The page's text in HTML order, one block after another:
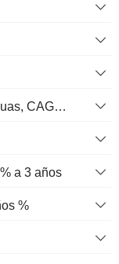
Ganancias de Operaciones Continuas, CAGR de 3 Años %
a 3 años
%